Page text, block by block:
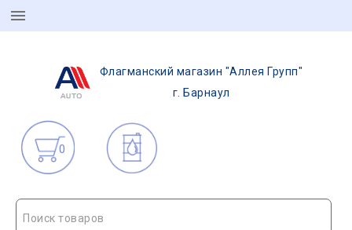
Флагманский магазин "Аллея Групп"
г. Барнаул
0
Поиск товаров